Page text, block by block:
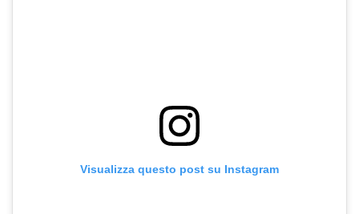
Visualizza questo post su Instagram